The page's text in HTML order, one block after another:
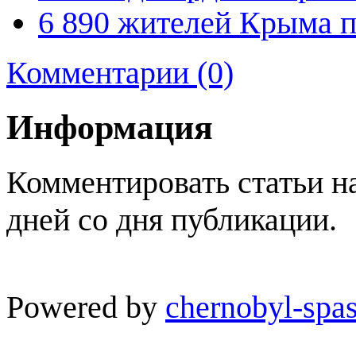
6 890 жителей Крыма
Комментарии (0)
Информация
Комментировать статьи
дней со дня публикации.
Powered by chernobyl-